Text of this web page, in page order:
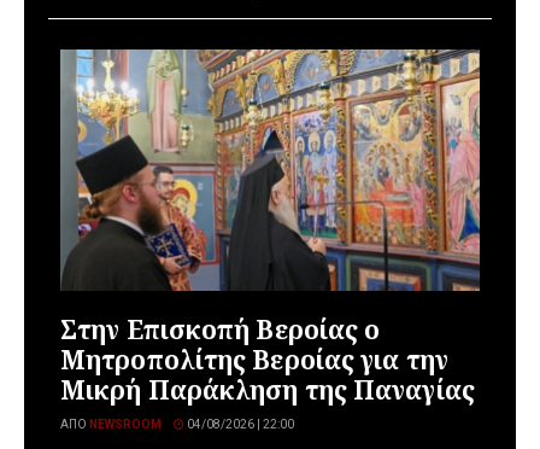
Στην Επισκοπή Βεροίας ο
Μητροπολίτης Βεροίας για την
Μικρή Παράκληση της Παναγίας
ΑΠΌ NEWSROOM 04/08/2026 | 22:00